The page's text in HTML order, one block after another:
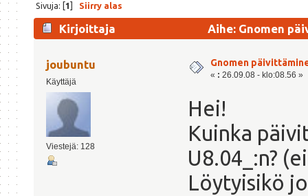
Sivuja: [1] Siirry alas
Kirjoittaja Aihe: Gnomen
joubuntu
Käyttäjä
Viestejä: 128
Gnomen
« : 26.09.08 - klo:08.56 »
Hei!
Kuinka
U8.04_:n?
Löytyisikö